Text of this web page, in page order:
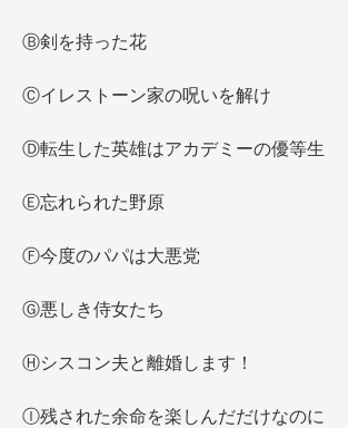
Ⓑ剣を持った花
Ⓒイレストーン家の呪いを解け
Ⓓ転生した英雄はアカデミーの優等生
Ⓔ忘れられた野原
Ⓕ今度のパパは大悪党
Ⓖ悪しき侍女たち
Ⓗシスコン夫と離婚します！
Ⓘ残された余命を楽しんだだけなのに